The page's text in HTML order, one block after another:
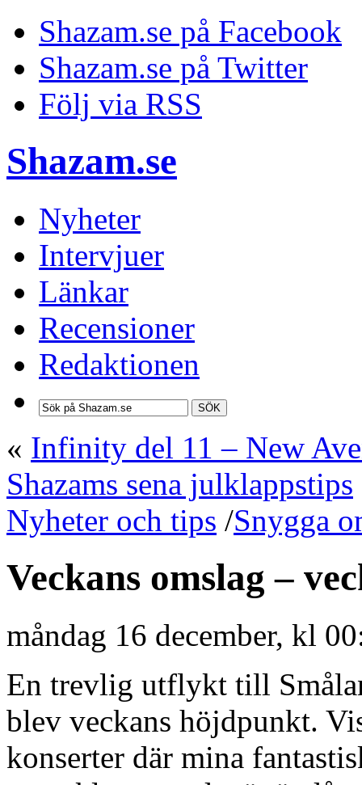
Shazam.se på Facebook
Shazam.se på Twitter
Följ via RSS
Shazam.se
Nyheter
Intervjuer
Länkar
Recensioner
Redaktionen
SÖK
« Infinity del 11 – New
Shazams sena julklappstips
Nyheter och tips /Snygga
Veckans omslag –
måndag 16 december, kl
En trevlig utflykt till
blev veckans höjdpunkt.
konserter där mina